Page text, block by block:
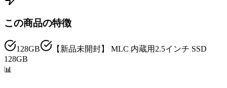
この商品の特徴
128GB
【新品未開封】 MLC 内蔵用2.5インチ SSD
128GB
📊